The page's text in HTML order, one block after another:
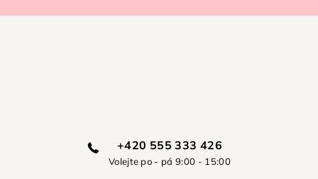
+420 555 333 426
Volejte po - pá 9:00 - 15:00